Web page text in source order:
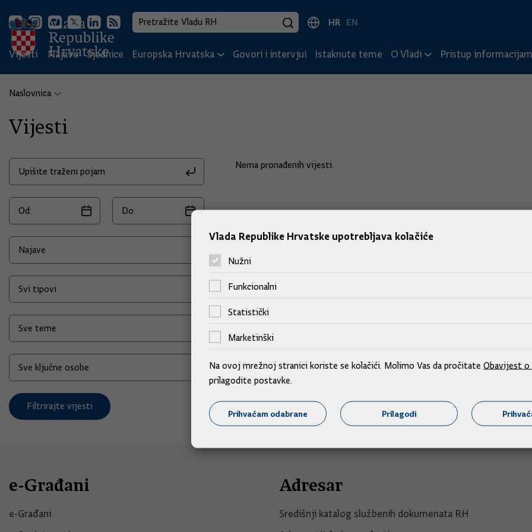
HR EN
Vijesti Najave Sjednice Europska Hrvatska Govori i intervjui Istaknute teme O Vladi Pristup
Naslovnica
Vijesti
Filtrirajte vijesti
Nema pronađenih vijesti.
e-Građani
e-Građani
Adresar
Središnji katalog službenih dokumenata RH
Vlada Republike Hrvatske upotrebljava kolačiće
Nužni
Funkcionalni
Statistički
Marketinški
Na ovoj mrežnoj stranici koriste se kolačići. Molimo Vas da pročitate Obavijest o
prilagodite postavke.
Prihvaćam odabrane Prilagodi